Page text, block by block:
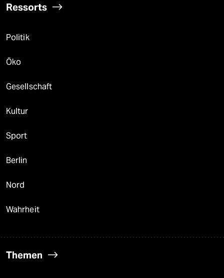
Ressorts
Politik
Öko
Gesellschaft
Kultur
Sport
Berlin
Nord
Wahrheit
Themen